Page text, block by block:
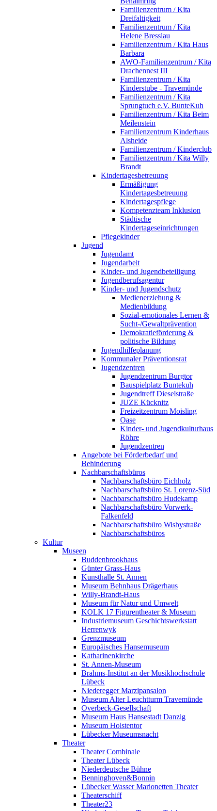
Familienzentrum / Kita
Dreifaltigkeit
Familienzentrum / Kita
Helene Bresslau
Familienzentrum / Kita Haus
Barbara
AWO-Familienzentrum / Kita
Drachennest III
Familienzentrum / Kita
Kinderstube - Travemünde
Familienzentrum / Kita
Sprungtuch e.V. BunteKuh
Familienzentrum / Kita Beim
Meilenstein
Familienzentrum Kinderhaus
Alsheide
Familienzentrum / Kinderclub
Familienzentrum / Kita Willy
Brandt
Kindertagesbetreuung
Ermäßigung
Kindertagesbetreuung
Kindertagespflege
Kompetenzteam Inklusion
Städtische
Kindertageseinrichtungen
Pflegekinder
Jugend
Jugendamt
Jugendarbeit
Kinder- und Jugendbeteiligung
Jugendberufsagentur
Kinder- und Jugendschutz
Medienerziehung &
Medienbildung
Sozial-emotionales Lernen &
Sucht-/Gewaltprävention
Demokratieförderung &
politische Bildung
Jugendhilfeplanung
Kommunaler Präventionsrat
Jugendzentren
Jugendzentrum Burgtor
Bauspielplatz Buntekuh
Jugendtreff Dieselstraße
JUZE Kücknitz
Freizeitzentrum Moisling
Oase
Kinder- und Jugendkulturhaus
Röhre
Jugendzentren
Angebote bei Förderbedarf und
Behinderung
Nachbarschaftsbüros
Nachbarschaftsbüro Eichholz
Nachbarschaftsbüro St. Lorenz-Süd
Nachbarschaftsbüro Hudekamp
Nachbarschaftsbüro Vorwerk-
Falkenfeld
Nachbarschaftsbüro Wisbystraße
Nachbarschaftsbüros
Kultur
Museen
Buddenbrookhaus
Günter Grass-Haus
Kunsthalle St. Annen
Museum Behnhaus Drägerhaus
Willy-Brandt-Haus
Museum für Natur und Umwelt
KOLK 17 Figurentheater & Museum
Industriemuseum Geschichtswerkstatt
Herrenwyk
Grenzmuseum
Europäisches Hansemuseum
Katharinenkirche
St. Annen-Museum
Brahms-Institut an der Musikhochschule
Lübeck
Niederegger Marzipansalon
Museum Alter Leuchtturm Travemünde
Overbeck-Gesellschaft
Museum Haus Hansestadt Danzig
Museum Holstentor
Lübecker Museumsnacht
Theater
Theater Combinale
Theater Lübeck
Niederdeutsche Bühne
Benninghoven&Bonnin
Lübecker Wasser Marionetten Theater
Theaterschiff
Theater23